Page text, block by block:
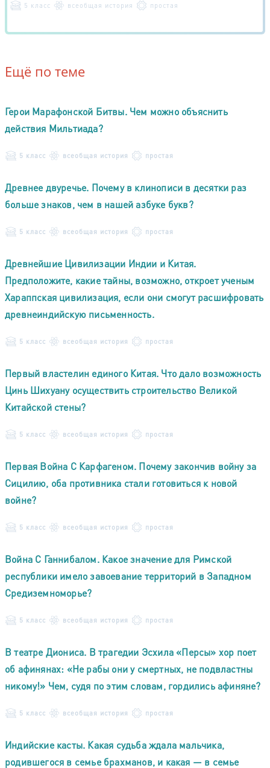
5 класс всеобщая история простая
Ещё по теме
Герои Марафонской Битвы. Чем можно объяснить
действия Мильтиада?
5 класс всеобщая история простая
Древнее двуречье. Почему в клинописи в десятки раз
больше знаков, чем в нашей азбуке букв?
5 класс всеобщая история простая
Древнейшие Цивилизации Индии и Китая.
Предположите, какие тайны, возможно, откроет ученым
Хараппская цивилизация, если они смогут расшифровать
древнеиндийскую письменность.
5 класс всеобщая история простая
Первый властелин единого Китая. Что дало возможность
Цинь Шихуану осуществить строительство Великой
Китайской стены?
5 класс всеобщая история простая
Первая Война С Карфагеном. Почему закончив войну за
Сицилию, оба противника стали готовиться к новой
войне?
5 класс всеобщая история простая
Война С Ганнибалом. Какое значение для Римской
республики имело завоевание территорий в Западном
Средиземноморье?
5 класс всеобщая история простая
В театре Диониса. В трагедии Эсхила «Персы» хор поет
об афинянах: «Не рабы они у смертных, не подвластны
никому!» Чем, судя по этим словам, гордились афиняне?
5 класс всеобщая история простая
Индийские касты. Какая судьба ждала мальчика,
родившегося в семье брахманов, и какая — в семье